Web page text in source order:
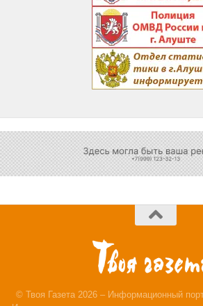
© Твоя Газета 2026 – Информационный